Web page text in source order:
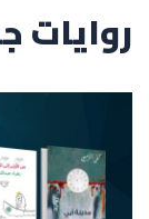
روايات